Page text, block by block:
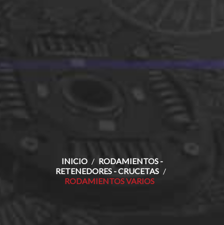
INICIO
RODAMIENTOS -
RETENEDORES - CRUCETAS
RODAMIENTOS VARIOS